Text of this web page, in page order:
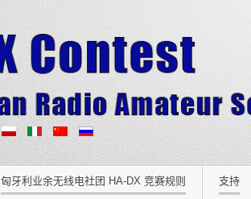
匈牙利业余无线电社团 HA-DX 竞赛规则 支持